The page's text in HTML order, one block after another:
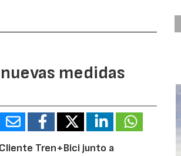
medidas
Tren+Bici junto a